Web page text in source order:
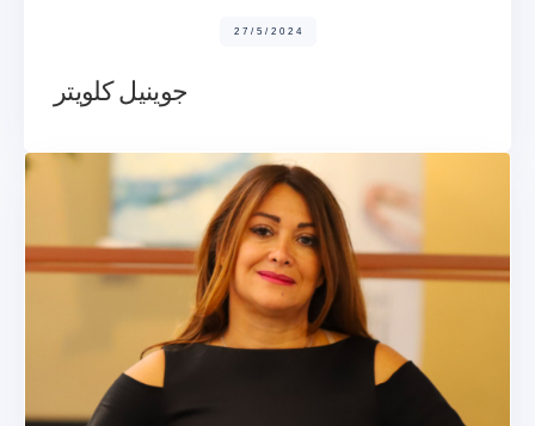
27/5/2024
جوينيل كلويتر